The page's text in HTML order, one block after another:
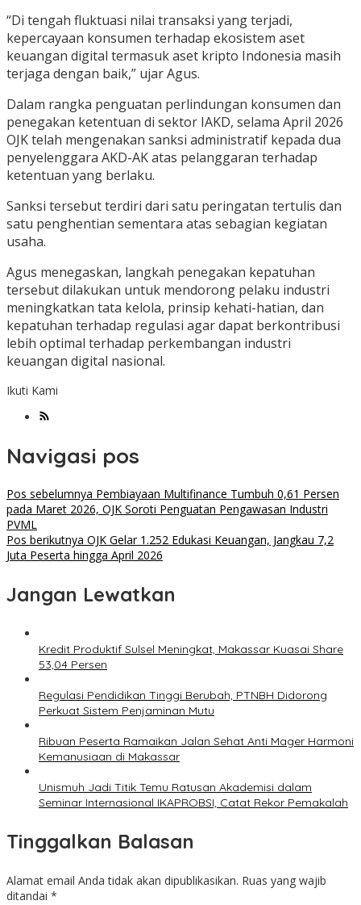
“Di tengah fluktuasi nilai transaksi yang terjadi,
kepercayaan konsumen terhadap ekosistem aset
keuangan digital termasuk aset kripto Indonesia masih
terjaga dengan baik,” ujar Agus.
Dalam rangka penguatan perlindungan konsumen dan
penegakan ketentuan di sektor IAKD, selama April 2026
OJK telah mengenakan sanksi administratif kepada dua
penyelenggara AKD-AK atas pelanggaran terhadap
ketentuan yang berlaku.
Sanksi tersebut terdiri dari satu peringatan tertulis dan
satu penghentian sementara atas sebagian kegiatan
usaha.
Agus menegaskan, langkah penegakan kepatuhan
tersebut dilakukan untuk mendorong pelaku industri
meningkatkan tata kelola, prinsip kehati-hatian, dan
kepatuhan terhadap regulasi agar dapat berkontribusi
lebih optimal terhadap perkembangan industri
keuangan digital nasional.
Ikuti Kami
Navigasi pos
Pos sebelumnya Pembiayaan Multifinance Tumbuh 0,61 Persen
pada Maret 2026, OJK Soroti Penguatan Pengawasan Industri
PVML
Pos berikutnya OJK Gelar 1.252 Edukasi Keuangan, Jangkau 7,2
Juta Peserta hingga April 2026
Jangan Lewatkan
Kredit Produktif Sulsel Meningkat, Makassar Kuasai Share
53,04 Persen
Regulasi Pendidikan Tinggi Berubah, PTNBH Didorong
Perkuat Sistem Penjaminan Mutu
Ribuan Peserta Ramaikan Jalan Sehat Anti Mager Harmoni
Kemanusiaan di Makassar
Unismuh Jadi Titik Temu Ratusan Akademisi dalam
Seminar Internasional IKAPROBSI, Catat Rekor Pemakalah
Tinggalkan Balasan
Alamat email Anda tidak akan dipublikasikan. Ruas yang wajib
ditandai *